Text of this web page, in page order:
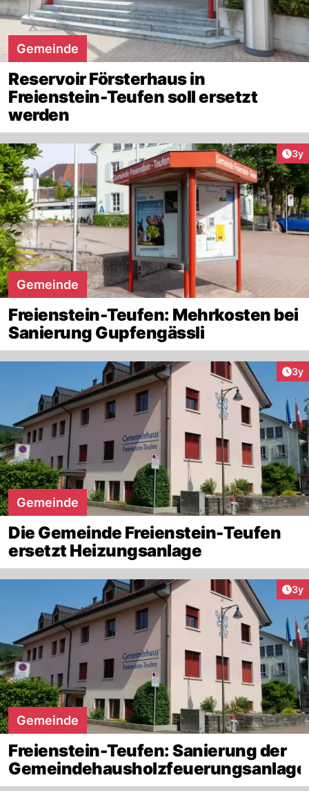
Gemeinde
Reservoir Försterhaus in
Freienstein-Teufen soll ersetzt
werden
3y
Gemeinde
Freienstein-Teufen: Mehrkosten bei
Sanierung Gupfengässli
3y
Gemeinde
Die Gemeinde Freienstein-Teufen
ersetzt Heizungsanlage
3y
Gemeinde
Freienstein-Teufen: Sanierung der
Gemeindehausholzfeuerungsanlage